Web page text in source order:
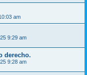
am
9:29 am
derecho.
9:28 am